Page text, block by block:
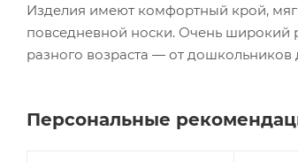
Изделия имеют комфортный крой,
повседневной носки. Очень широкий
разного возраста — от дошкольников
Персональные